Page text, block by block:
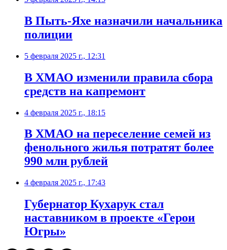
В Пыть-Яхе назначили начальника
полиции
5 февраля 2025 г., 12:31
В ХМАО изменили правила сбора
средств на капремонт
4 февраля 2025 г., 18:15
В ХМАО на переселение семей из
фенольного жилья потратят более
990 млн рублей
4 февраля 2025 г., 17:43
Губернатор Кухарук стал
наставником в проекте «Герои
Югры»